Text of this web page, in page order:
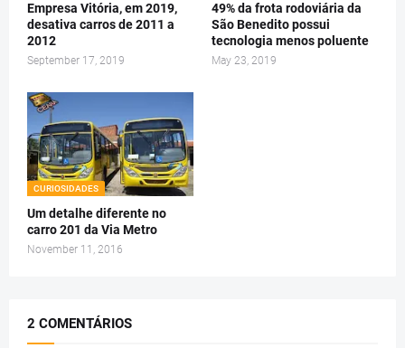
Empresa Vitória, em 2019,
desativa carros de 2011 a
2012
September 17, 2019
49% da frota rodoviária da
São Benedito possui
tecnologia menos poluente
May 23, 2019
CURIOSIDADES
Um detalhe diferente no
carro 201 da Via Metro
November 11, 2016
2 COMENTÁRIOS